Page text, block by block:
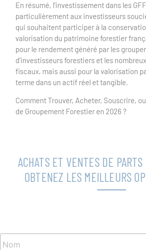
En résumé, l’investissement dans les
particulièrement aux investisseurs
qui souhaitent participer à la
valorisation du patrimoine forestier
pour le rendement généré par les
d’investisseurs forestiers et les
fiscaux, mais aussi pour la valorisation
terme dans un actif réel et tangible.
Comment Trouver, Acheter, Souscrire,
de Groupement Forestier en 2026 ?
ACHATS ET VENTES DE
OBTENEZ LES MEILLEURS
Nom *